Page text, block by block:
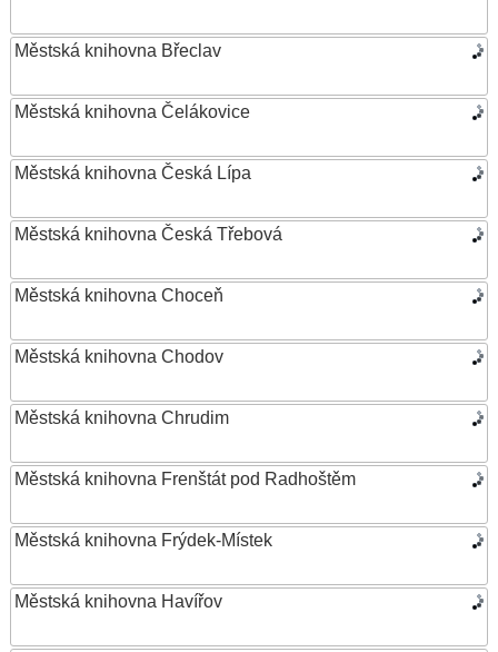
Městská knihovna Břeclav
Městská knihovna Čelákovice
Městská knihovna Česká Lípa
Městská knihovna Česká Třebová
Městská knihovna Choceň
Městská knihovna Chodov
Městská knihovna Chrudim
Městská knihovna Frenštát pod Radhoštěm
Městská knihovna Frýdek-Místek
Městská knihovna Havířov